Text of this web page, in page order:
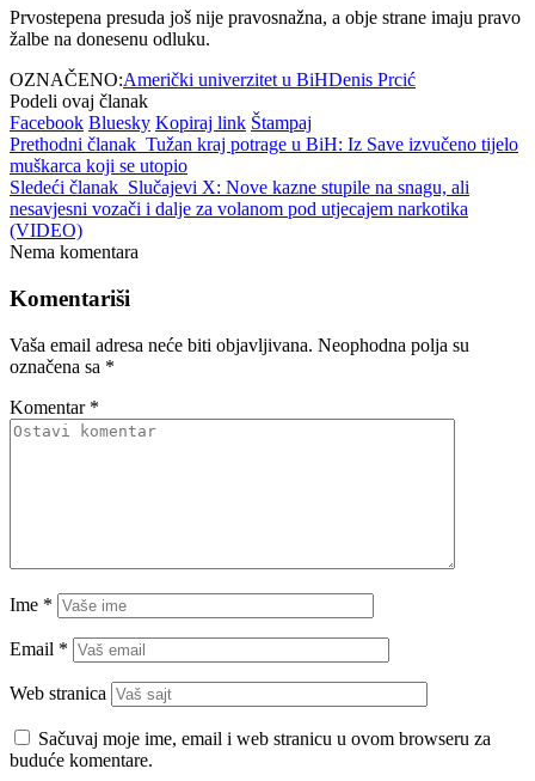
Prvostepena presuda još nije pravosnažna, a obje strane imaju pravo
žalbe na donesenu odluku.
OZNAČENO:Američki univerzitet u BiHDenis Prcić
Podeli ovaj članak
Facebook Bluesky Kopiraj link Štampaj
Prethodni članak Tužan kraj potrage u BiH: Iz Save izvučeno tijelo
muškarca koji se utopio
Sledeći članak Slučajevi X: Nove kazne stupile na snagu, ali
nesavjesni vozači i dalje za volanom pod utjecajem narkotika
(VIDEO)
Nema komentara
Komentariši
Vaša email adresa neće biti objavljivana. Neophodna polja su
označena sa *
Komentar *
Ime *
Email *
Web stranica
Sačuvaj moje ime, email i web stranicu u ovom browseru za
buduće komentare.